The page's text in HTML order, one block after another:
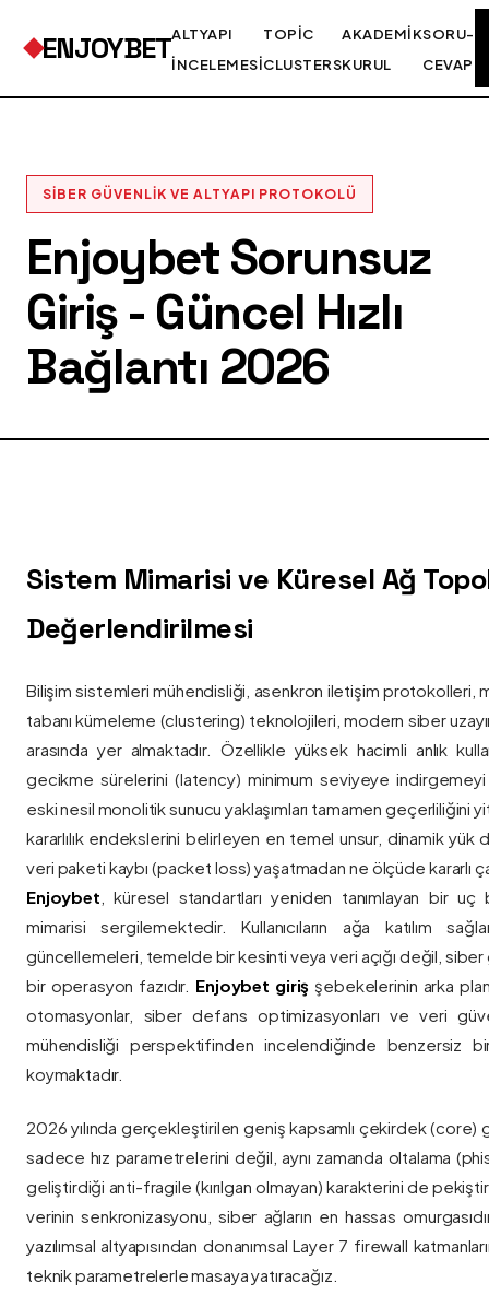
ENJOYBETALTYAPI
İNCELEMESI
TOPIC
CLUSTERS
AKADEMIK
KURUL
SORU-
CEVAP
SIBER GÜVENLIK VE ALTYAPI PROTOKOLÜ
Enjoybet Sorunsuz
Giriş - Güncel Hızlı
Bağlantı 2026
Sistem Mimarisi ve Küresel Ağ
Değerlendirilmesi
Bilişim sistemleri mühendisliği, asenkron iletişim protokolleri,
tabanı kümeleme (clustering) teknolojileri, modern siber
arasında yer almaktadır. Özellikle yüksek hacimli anlık
gecikme sürelerini (latency) minimum seviyeye
eski nesil monolitik sunucu yaklaşımları tamamen geçerliliğini
kararlılık endekslerini belirleyen en temel unsur, dinamik yük
veri paketi kaybı (packet loss) yaşatmadan ne ölçüde kararlı
Enjoybet , küresel standartları yeniden tanımlayan bir
mimarisi sergilemektedir. Kullanıcıların ağa katılım
güncellemeleri, temelde bir kesinti veya veri açığı değil, siber
bir operasyon fazıdır. Enjoybet giriş şebekelerinin arka
otomasyonlar, siber defans optimizasyonları ve veri
mühendisliği perspektifinden incelendiğinde benzersiz
koymaktadır.
2026 yılında gerçekleştirilen geniş kapsamlı çekirdek
sadece hız parametrelerini değil, aynı zamanda oltalama
geliştirdiği anti-fragile (kırılgan olmayan) karakterini de
verinin senkronizasyonu, siber ağların en hassas
yazılımsal altyapısından donanımsal Layer 7 firewall
teknik parametrelerle masaya yatıracağız.